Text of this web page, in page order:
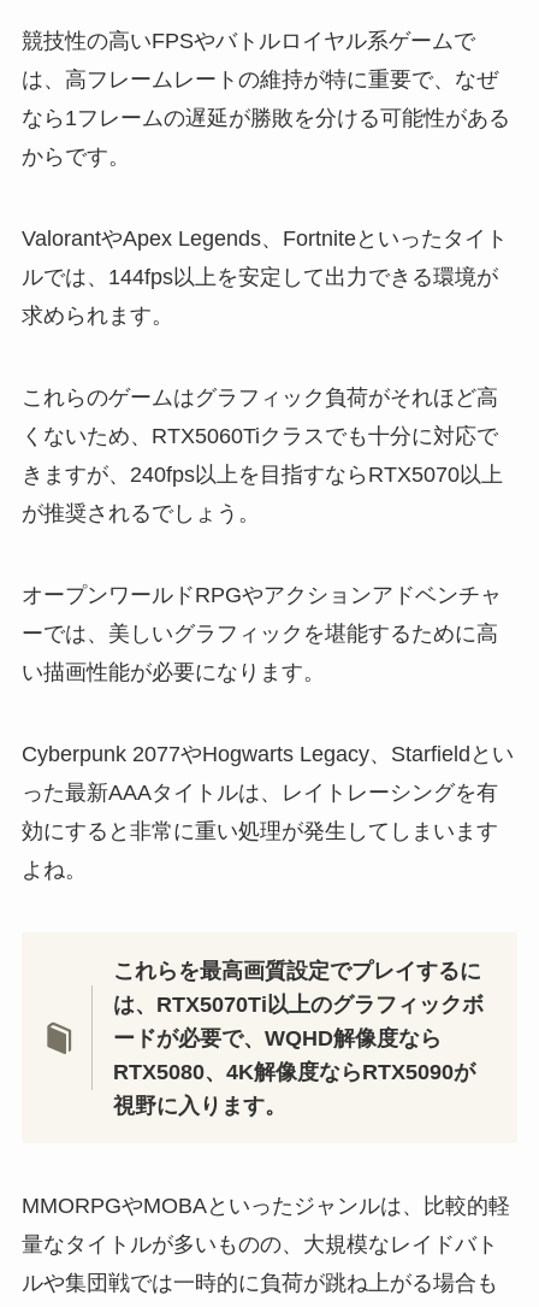
競技性の高いFPSやバトルロイヤル系ゲームで
は、高フレームレートの維持が特に重要で、なぜ
なら1フレームの遅延が勝敗を分ける可能性がある
からです。
ValorantやApex Legends、Fortniteといったタイト
ルでは、144fps以上を安定して出力できる環境が
求められます。
これらのゲームはグラフィック負荷がそれほど高
くないため、RTX5060Tiクラスでも十分に対応で
きますが、240fps以上を目指すならRTX5070以上
が推奨されるでしょう。
オープンワールドRPGやアクションアドベンチャ
ーでは、美しいグラフィックを堪能するために高
い描画性能が必要になります。
Cyberpunk 2077やHogwarts Legacy、Starfieldとい
った最新AAAタイトルは、レイトレーシングを有
効にすると非常に重い処理が発生してしまいます
よね。
これらを最高画質設定でプレイするに
は、RTX5070Ti以上のグラフィックボ
ードが必要で、WQHD解像度なら
RTX5080、4K解像度ならRTX5090が
視野に入ります。
MMORPGやMOBAといったジャンルは、比較的軽
量なタイトルが多いものの、大規模なレイドバト
ルや集団戦では一時的に負荷が跳ね上がる場合も